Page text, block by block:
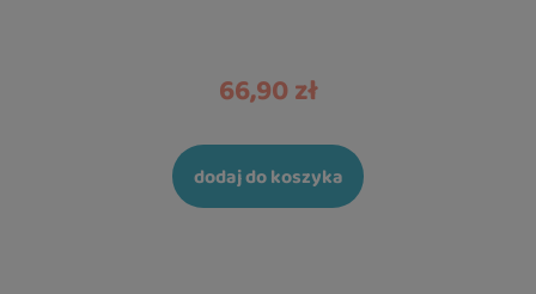
66,90 zł
dodaj do koszyka